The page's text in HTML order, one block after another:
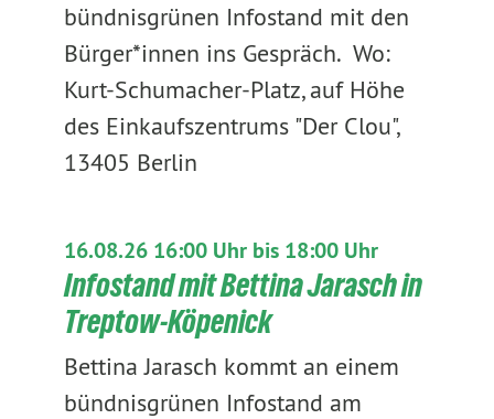
bündnisgrünen Infostand mit den
Bürger*innen ins Gespräch. Wo:
Kurt-Schumacher-Platz, auf Höhe
des Einkaufszentrums "Der Clou",
13405 Berlin
16.08.26 16:00 Uhr bis 18:00 Uhr
Infostand mit Bettina Jarasch in
Treptow-Köpenick
Bettina Jarasch kommt an einem
bündnisgrünen Infostand am